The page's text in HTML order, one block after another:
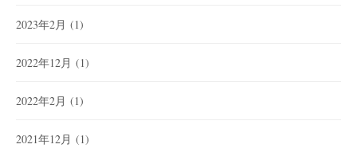
2023年2月 (1)
2022年12月 (1)
2022年2月 (1)
2021年12月 (1)